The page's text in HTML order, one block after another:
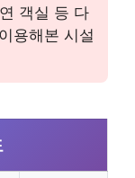
객실 등 다
용해본 시설